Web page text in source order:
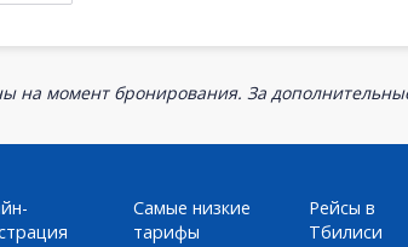
на момент бронирования. За
Самые низкие
тарифы
Рейсы в
Тбилиси